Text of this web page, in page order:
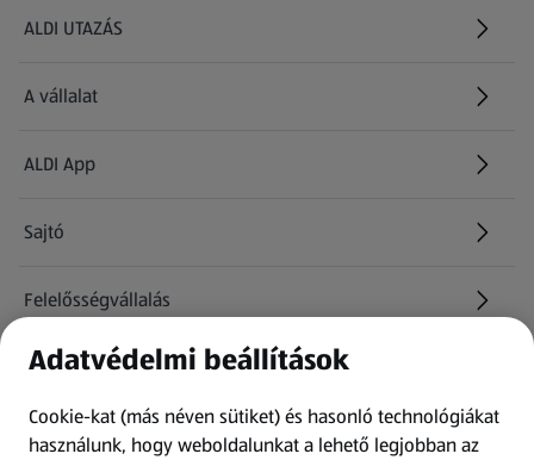
ALDI UTAZÁS
(új oldalon nyílik meg)
A vállalat
ALDI App
Sajtó
Felelősségvállalás
Információk
Kérdőív
Adatvédelmi beállítások
Cookie-kat (más néven sütiket) és hasonló technológiákat
használunk, hogy weboldalunkat a lehető legjobban az